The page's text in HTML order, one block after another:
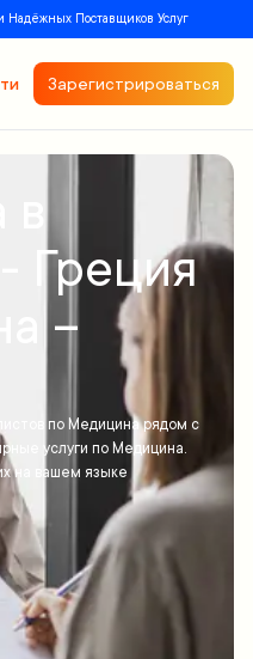
Надёжных Поставщиков Услуг
Зарегистрироваться
Греция
–
по Медицина рядом с
услуги по Медицина.
на вашем языке